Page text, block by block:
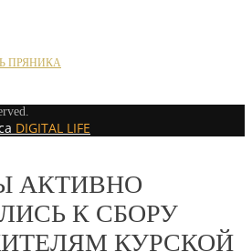
ПРЯНИКА
DIGITAL LIFE
АКТИВНО
К СБОРУ
КУРСКОЙ